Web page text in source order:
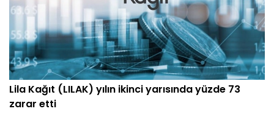
Lila Kağıt (LILAK) yılın ikinci yarısında yüzde 73
zarar etti